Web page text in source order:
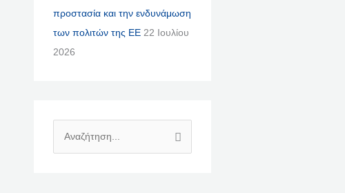
προστασία και την ενδυνάμωση
των πολιτών της ΕΕ 22 Ιουλίου
2026